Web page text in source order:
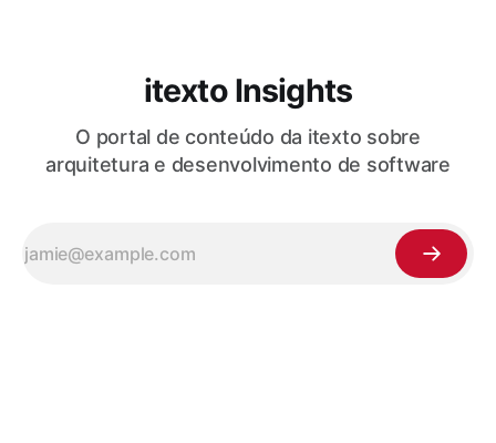
itexto Insights
O portal de conteúdo da itexto sobre
arquitetura e desenvolvimento de software